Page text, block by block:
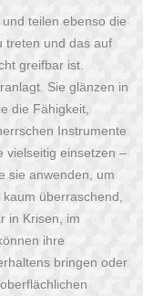
teilen ebenso die
treten und das auf
greifbar ist.
Sie glänzen in
die Fähigkeit,
Instrumente
vielseitig einsetzen –
sie anwenden, um
überraschend,
in Krisen, im
ihre
bringen oder